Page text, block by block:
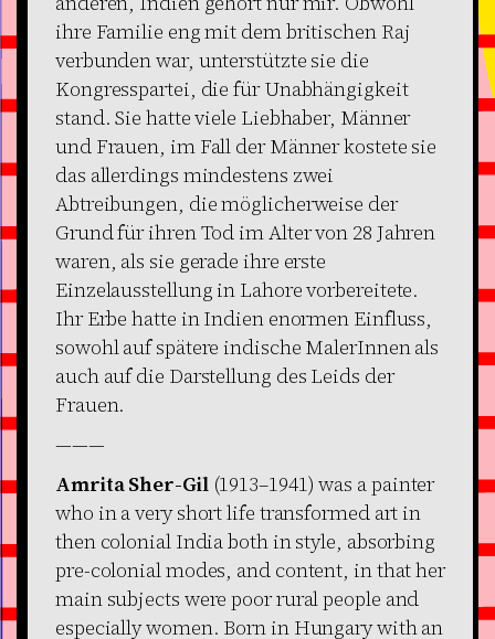
ihre Familie eng mit dem britischen Raj
verbunden war, unterstützte sie die
Kongresspartei, die für Unabhängigkeit
stand. Sie hatte viele Liebhaber, Männer
und Frauen, im Fall der Männer kostete sie
das allerdings mindestens zwei
Abtreibungen, die möglicherweise der
Grund für ihren Tod im Alter von 28 Jahren
waren, als sie gerade ihre erste
Einzelausstellung in Lahore vorbereitete.
Ihr Erbe hatte in Indien enormen Einfluss,
sowohl auf spätere indische MalerInnen als
auch auf die Darstellung des Leids der
Frauen.
———
Amrita Sher-Gil(1913–1941) was a painter
who in a very short life transformed art in
then colonial India both in style, absorbing
pre-colonial modes, and content, in that her
main subjects were poor rural people and
especially women. Born in Hungary with an